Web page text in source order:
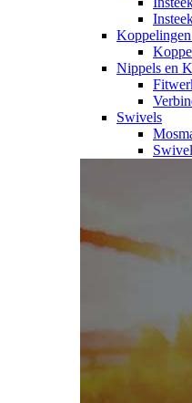
Nippels en
Swivels